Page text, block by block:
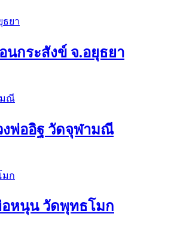
กระสังข์ จ.อยุธยา
งพ่ออิฐ วัดจุฬามณี
อหนุน วัดพุทธโมก